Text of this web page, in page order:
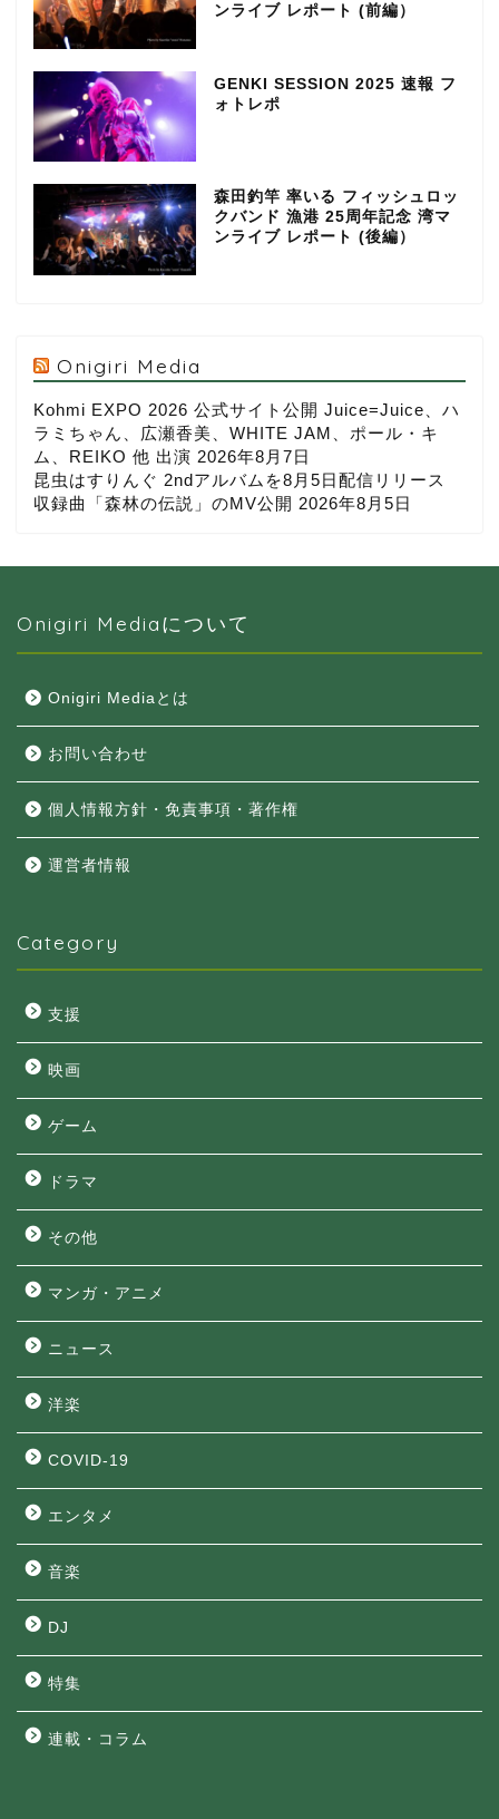
ンライブ レポート (前編）
GENKI SESSION 2025 速報 フ
ォトレポ
森田釣竿 率いる フィッシュロッ
クバンド 漁港 25周年記念 湾マ
ンライブ レポート (後編）
Onigiri Media
Kohmi EXPO 2026 公式サイト公開 Juice=Juice、ハ
ラミちゃん、広瀬香美、WHITE JAM、ポール・キ
ム、REIKO 他 出演 2026年8月7日
昆虫はすりんぐ 2ndアルバムを8月5日配信リリース
収録曲「森林の伝説」のMV公開 2026年8月5日
Onigiri Mediaについて
Onigiri Mediaとは
お問い合わせ
個人情報方針・免責事項・著作権
運営者情報
Category
支援
映画
ゲーム
ドラマ
その他
マンガ・アニメ
ニュース
洋楽
COVID-19
エンタメ
音楽
DJ
特集
連載・コラム